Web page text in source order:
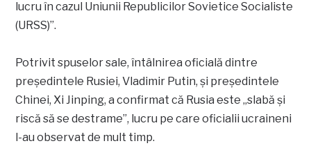
lucru în cazul Uniunii Republicilor Sovietice Socialiste
(URSS)”.
Potrivit spuselor sale, întâlnirea oficială dintre
președintele Rusiei, Vladimir Putin, și președintele
Chinei, Xi Jinping, a confirmat că Rusia este „slabă și
riscă să se destrame”, lucru pe care oficialii ucraineni
l-au observat de mult timp.